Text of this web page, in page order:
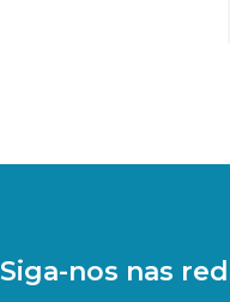
Siga-nos nas